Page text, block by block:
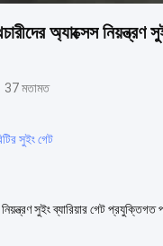
অ্যাক্সেস নিয়ন্ত্রণ
37 মতামত
সুইং গেট
সুইং ব্যারিয়ার গেট